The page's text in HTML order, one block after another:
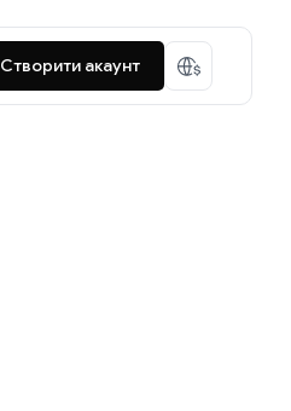
Створити акаунт